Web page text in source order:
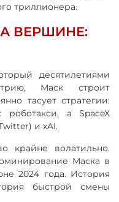
триллионера.
ВЕРШИНЕ:
десятилетиями
Маск строит
тасует стратегии:
а SpaceX
и xAI.
крайне волатильно.
Маска в
2024 года. История
быстрой смены